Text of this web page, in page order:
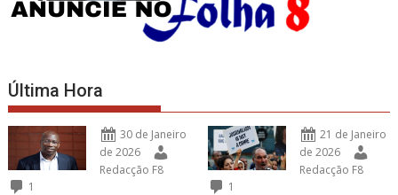
Última Hora
30 de Janeiro
de 2026
Redacção F8
1
21 de Janeiro
de 2026
Redacção F8
1